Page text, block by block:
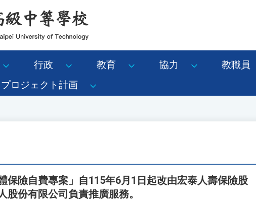
行政 教育 協力 教職員
プロジェクト計画
保險自費專案」自115年6月1日起改由宏泰人壽保險股
份有限公司負責推廣服務。